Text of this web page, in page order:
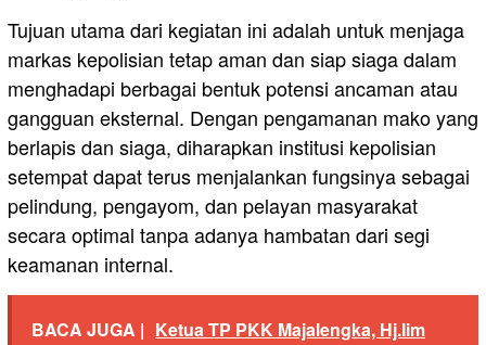
Tujuan utama dari kegiatan ini adalah untuk menjaga
markas kepolisian tetap aman dan siap siaga dalam
menghadapi berbagai bentuk potensi ancaman atau
gangguan eksternal. Dengan pengamanan mako yang
berlapis dan siaga, diharapkan institusi kepolisian
setempat dapat terus menjalankan fungsinya sebagai
pelindung, pengayom, dan pelayan masyarakat
secara optimal tanpa adanya hambatan dari segi
keamanan internal.
BACA JUGA | Ketua TP PKK Majalengka, Hj.Iim